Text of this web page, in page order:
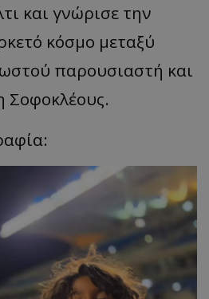
και γνώρισε την
κόσμο μεταξύ
παρουσιαστή και
Σοφοκλέους.